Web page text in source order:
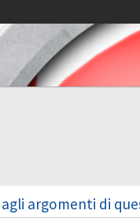
agli argomenti di